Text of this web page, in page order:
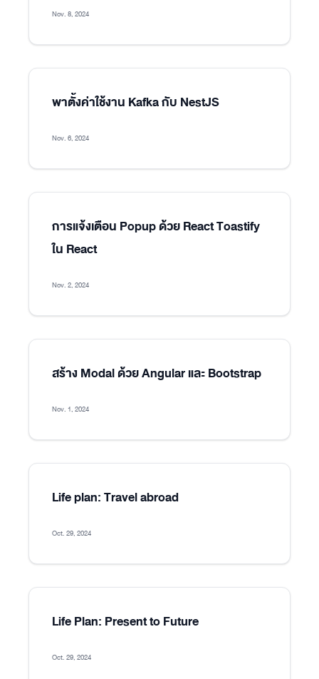
Nov. 8, 2024
พาตั้งค่าใช้งาน Kafka กับ NestJS
Nov. 6, 2024
การแจ้งเตือน Popup ด้วย React Toastify
ใน React
Nov. 2, 2024
สร้าง Modal ด้วย Angular และ Bootstrap
Nov. 1, 2024
Life plan: Travel abroad
Oct. 29, 2024
Life Plan: Present to Future
Oct. 29, 2024